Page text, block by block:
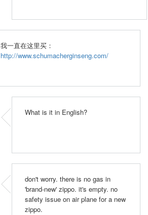
我一直在这里买：
http://www.schumacherginseng.com/
What is it in English?
don't worry. there is no gas in
'brand-new' zippo. it's empty. no
safety issue on air plane for a new
zippo.